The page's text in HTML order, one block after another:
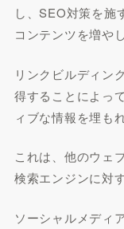
し、SEO対策を施
コンテンツを増や
リンクビルディン
得することによっ
ィブな情報を埋も
これは、他のウェ
検索エンジンに対
ソーシャルメディ